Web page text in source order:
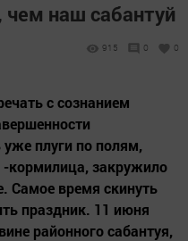
наш сабантуй
915 0 0
с сознанием
плуги по полям,
-кормилица, закружило
Самое время скинуть
праздник. 11 июня
районного сабантуя,